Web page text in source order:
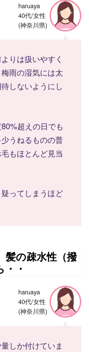
haruaya
40代/女性
(神奈川県)
りは扱いやすく
雨の湿気には太
しないようにし
超えの日でも
うねるものの普
もほとんど見当
ってしまうほど
髪の疎水性（撥
・
haruaya
40代/女性
(神奈川県)
しか付けていま